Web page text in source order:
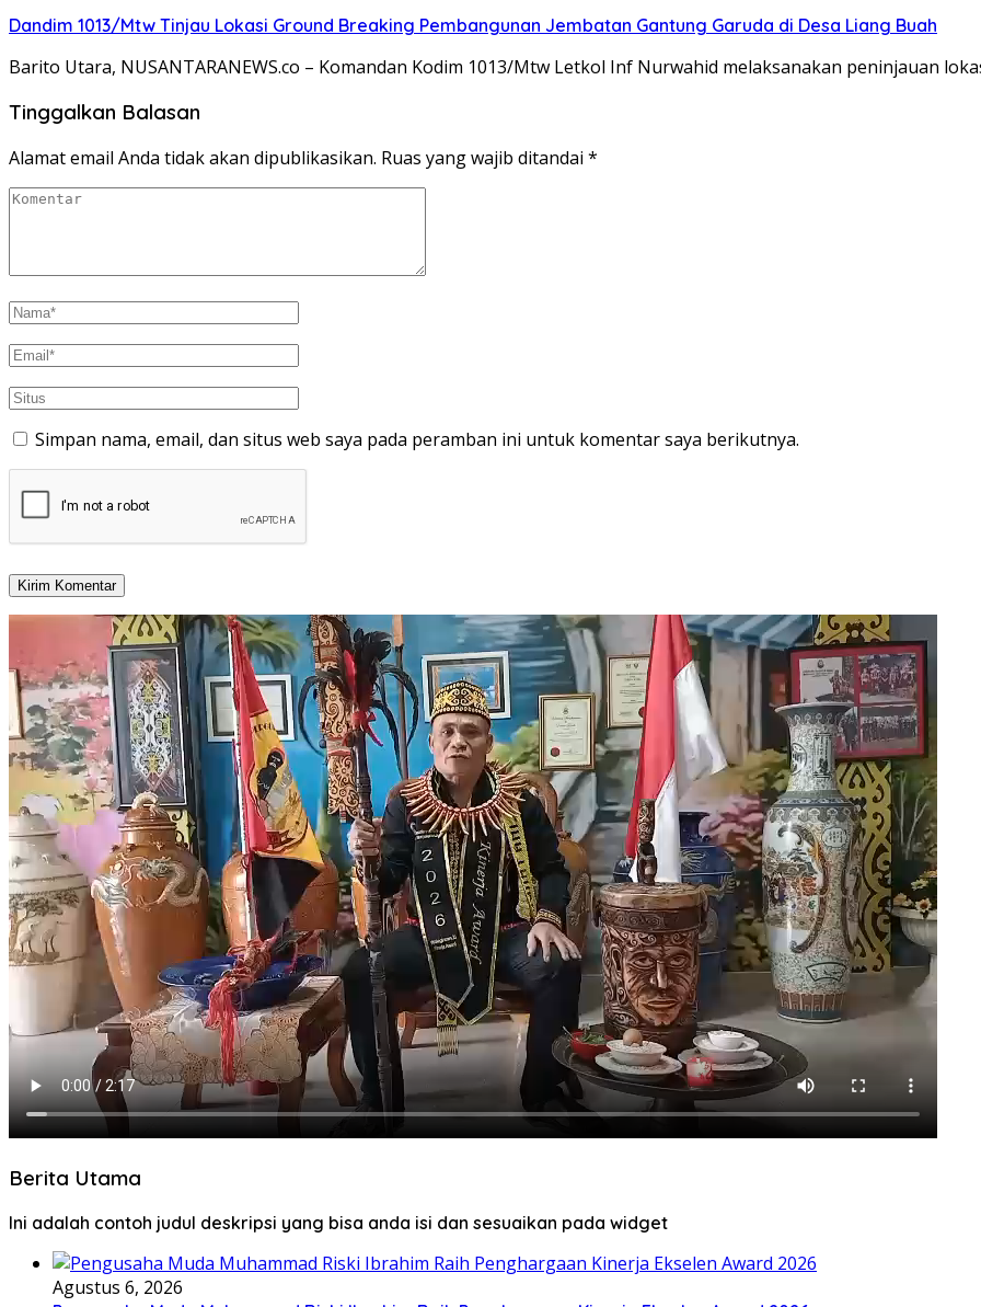
Dandim 1013/Mtw Tinjau Lokasi Ground Breaking Pembangunan Jembatan Gantung Garuda di Desa Liang Buah
Barito Utara, NUSANTARANEWS.co – Komandan Kodim 1013/Mtw Letkol Inf Nurwahid melaksanakan peninjauan
Tinggalkan Balasan
Alamat email Anda tidak akan dipublikasikan. Ruas yang wajib ditandai *
Simpan nama, email, dan situs web saya pada peramban ini untuk komentar saya berikutnya.
Berita Utama
Ini adalah contoh judul deskripsi yang bisa anda isi dan sesuaikan pada widget
Agustus 6, 2026